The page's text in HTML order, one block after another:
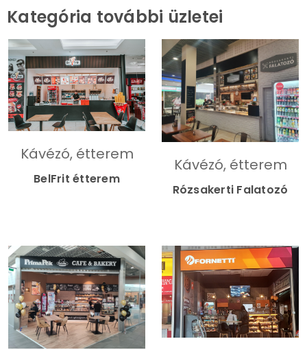
Kategória további üzletei
Kávézó, étterem
BelFrit étterem
Kávézó, étterem
Rózsakerti Falatozó